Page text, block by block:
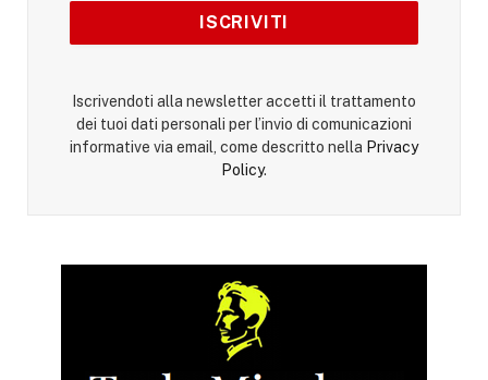
Iscrivendoti alla newsletter accetti il trattamento
dei tuoi dati personali per l’invio di comunicazioni
informative via email, come descritto nella Privacy
Policy.